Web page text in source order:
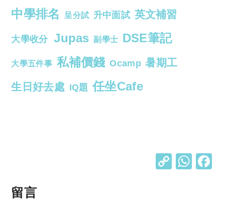
中學排名 呈分試 升中面試 英文補習
大學收分 Jupas 副學士 DSE筆記
大學五件事 私補價錢 Ocamp 暑期工
生日好去處 IQ題 任坐Cafe
C W
留言